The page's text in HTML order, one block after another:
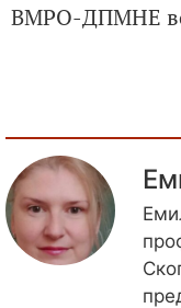
ВМРО-ДПМНЕ